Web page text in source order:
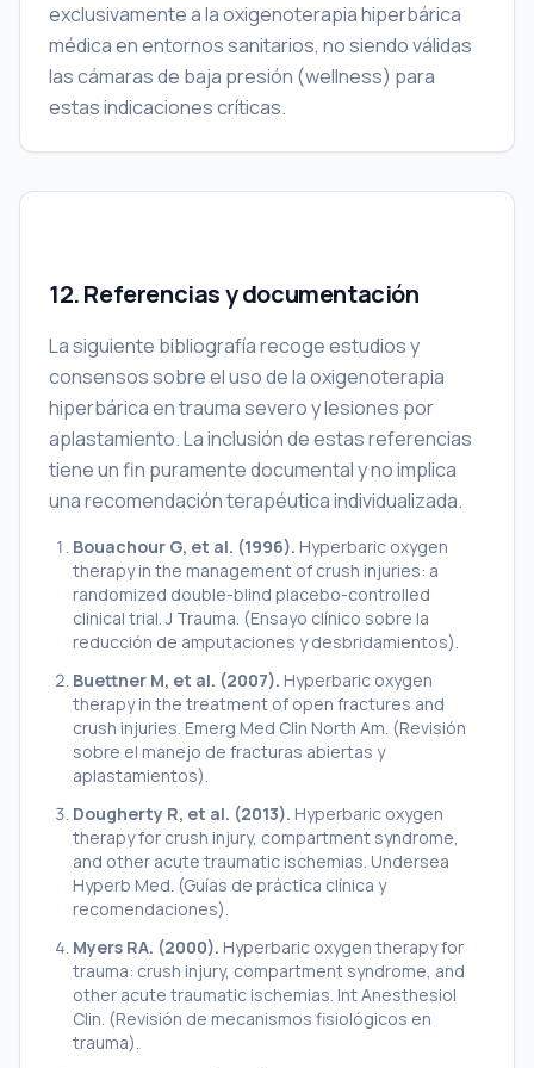
exclusivamente a la oxigenoterapia hiperbárica
médica en entornos sanitarios, no siendo válidas
las cámaras de baja presión (wellness) para
estas indicaciones críticas.
12. Referencias y documentación
La siguiente bibliografía recoge estudios y
consensos sobre el uso de la oxigenoterapia
hiperbárica en trauma severo y lesiones por
aplastamiento. La inclusión de estas referencias
tiene un fin puramente documental y no implica
una recomendación terapéutica individualizada.
Bouachour G, et al. (1996). Hyperbaric oxygen
therapy in the management of crush injuries: a
randomized double-blind placebo-controlled
clinical trial.J Trauma. (Ensayo clínico sobre la
reducción de amputaciones y desbridamientos).
Buettner M, et al. (2007). Hyperbaric oxygen
therapy in the treatment of open fractures and
crush injuries. Emerg Med Clin North Am. (Revisión
sobre el manejo de fracturas abiertas y
aplastamientos).
Dougherty R, et al. (2013). Hyperbaric oxygen
therapy for crush injury, compartment syndrome,
and other acute traumatic ischemias. Undersea
Hyperb Med. (Guías de práctica clínica y
recomendaciones).
Myers RA. (2000). Hyperbaric oxygen therapy for
trauma: crush injury, compartment syndrome, and
other acute traumatic ischemias. Int Anesthesiol
Clin. (Revisión de mecanismos fisiológicos en
trauma).